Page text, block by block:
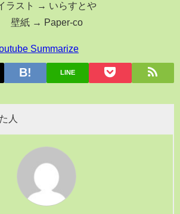
ラスト → いらすとや
壁紙 → Paper-co
Summarize
LINE
人